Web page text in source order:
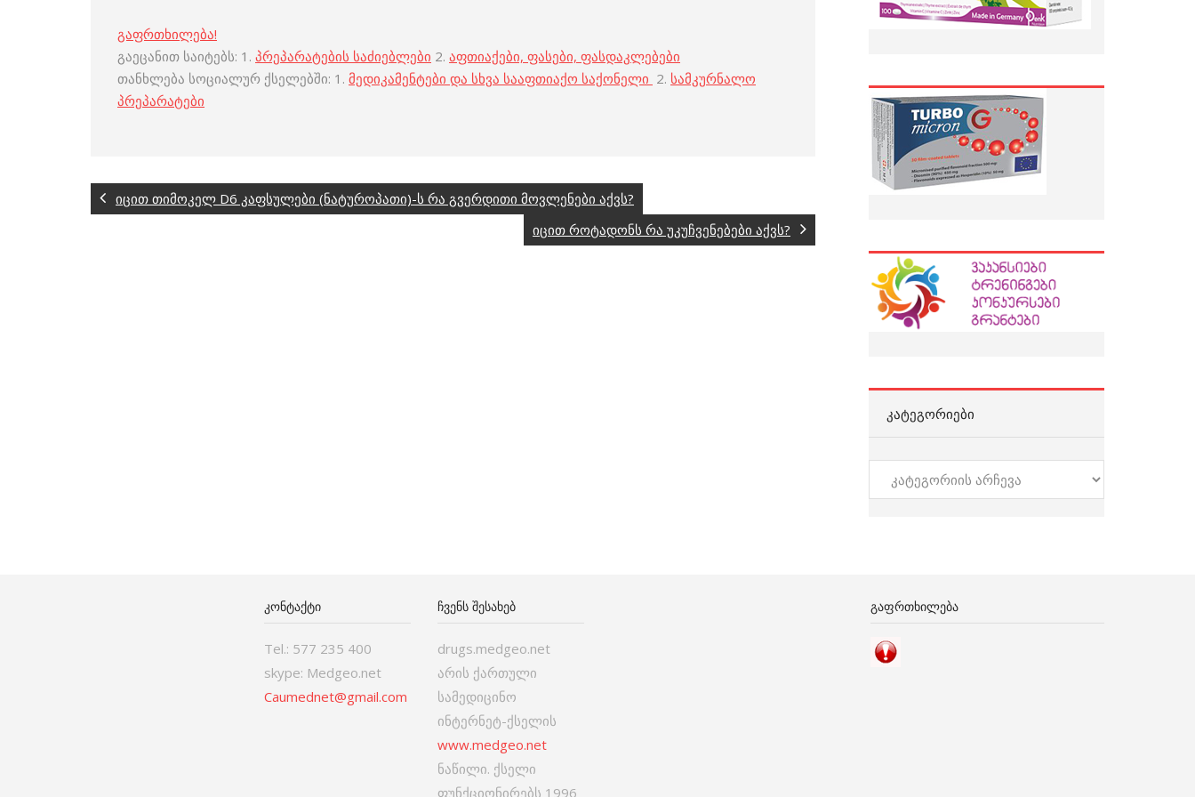
გაფრთხილება!
გაეცანით საიტებს: 1. პრეპარატების საძიებლები 2. აფთიაქები, ფასები, ფასდაკლებები
თანხლება სოციალურ ქსელებში: 1. მედიკამენტები და სხვა სააფთიაქო საქონელი 2. სამკურნალო
პრეპარატები
იცით თიმოკელ D6 კაფსულები (ნატუროპათი)-ს რა გვერდითი მოვლენები აქვს?
იცით როტადონს რა უკუჩვენებები აქვს?
ᲙᲐᲢᲔᲒᲝᲠᲘᲔᲑᲘ
კატეგორიები
ᲙᲝᲜᲢᲐᲥᲢᲘ
Tel.: 577 235 400
skype: Medgeo.net
Caumednet@gmail.com
ᲩᲕᲔᲜᲡ ᲨᲔᲡᲐᲮᲔᲑ
drugs.medgeo.net
არის ქართული
სამედიცინო
ინტერნეტ-ქსელის
www.medgeo.net
ნაწილი. ქსელი
ფუნქციონირებს 1996
ᲒᲐᲤᲠᲗᲮᲘᲚᲔᲑᲐ